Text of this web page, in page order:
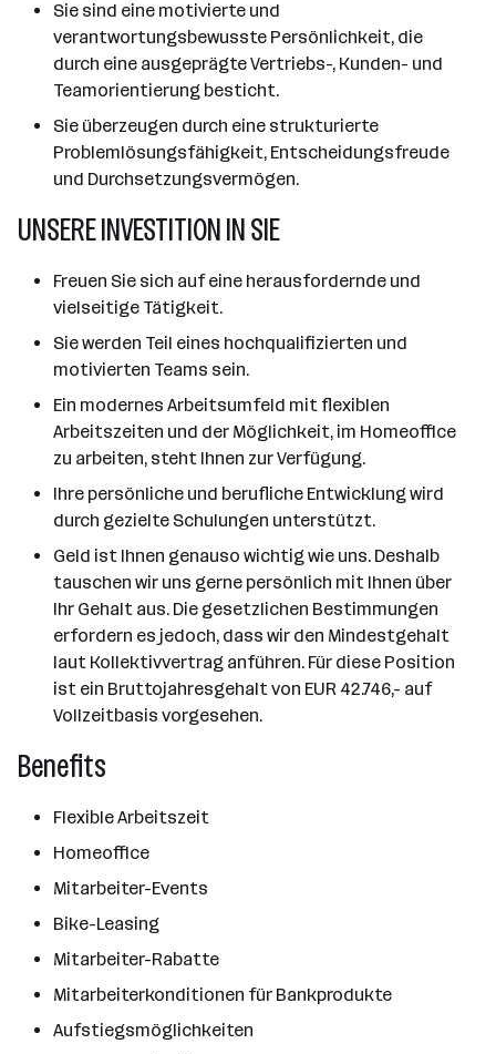
Sie sind eine motivierte und
verantwortungsbewusste Persönlichkeit, die
durch eine ausgeprägte Vertriebs-, Kunden- und
Teamorientierung besticht.
Sie überzeugen durch eine strukturierte
Problemlösungsfähigkeit, Entscheidungsfreude
und Durchsetzungsvermögen.
UNSERE INVESTITION IN SIE
Freuen Sie sich auf eine herausfordernde und
vielseitige Tätigkeit.
Sie werden Teil eines hochqualifizierten und
motivierten Teams sein.
Ein modernes Arbeitsumfeld mit flexiblen
Arbeitszeiten und der Möglichkeit, im Homeoffice
zu arbeiten, steht Ihnen zur Verfügung.
Ihre persönliche und berufliche Entwicklung wird
durch gezielte Schulungen unterstützt.
Geld ist Ihnen genauso wichtig wie uns. Deshalb
tauschen wir uns gerne persönlich mit Ihnen über
Ihr Gehalt aus. Die gesetzlichen Bestimmungen
erfordern es jedoch, dass wir den Mindestgehalt
laut Kollektivvertrag anführen. Für diese Position
ist ein Bruttojahresgehalt von EUR 42.746,- auf
Vollzeitbasis vorgesehen.
Benefits
Flexible Arbeitszeit
Homeoffice
Mitarbeiter-Events
Bike-Leasing
Mitarbeiter-Rabatte
Mitarbeiterkonditionen für Bankprodukte
Aufstiegsmöglichkeiten